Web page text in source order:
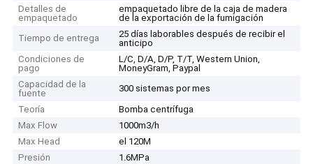
Detalles de
empaquetado
empaquetado libre de la caja de madera
de la exportación de la fumigación
Tiempo de entrega
25 días laborables después de recibir el
anticipo
Condiciones de
pago
L/C, D/A, D/P, T/T, Western Union,
MoneyGram, Paypal
Capacidad de la
fuente
300 sistemas por mes
Teoría
Bomba centrífuga
Max Flow
1000m3/h
Max Head
el 120M
Presión
1.6MPa